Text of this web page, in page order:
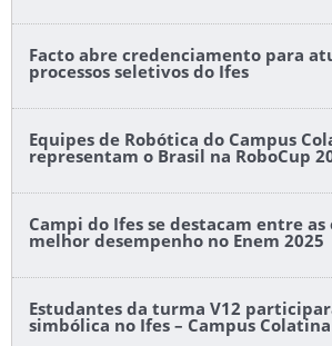
Facto abre credenciamento para
processos seletivos do Ifes
Equipes de Robótica do Campus
representam o Brasil na RoboCup
Campi do Ifes se destacam entre as
melhor desempenho no Enem 2025
Estudantes da turma V12
simbólica no Ifes – Campus Colatina